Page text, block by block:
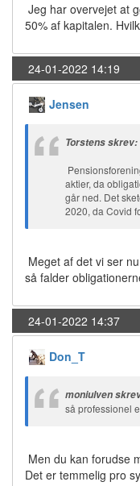
Jeg har overvejet at
50% af kapitalen.
24-01-2022 14:19
Jensen
Torstens skrev:
aktier, da
går ned. Det
2020, da Covid
Meget af det vi ser
så falder
24-01-2022 14:37
Don_T
moniulven
så professionel
Men du kan forudse
Det er temmelig pro